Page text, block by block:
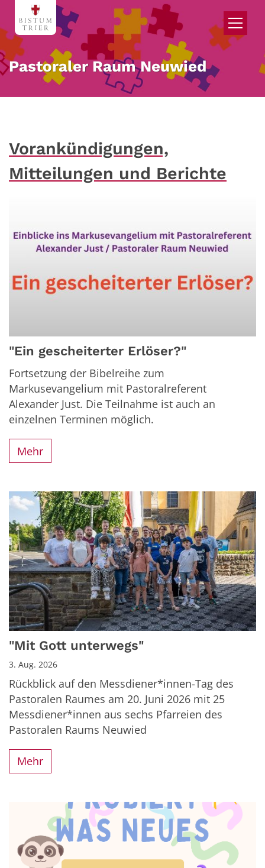
Zum Inhalt springen
Pastoraler Raum Neuwied
Vorankündigungen,
Mitteilungen und Berichte
"Ein gescheiterter Erlöser?"
Fortsetzung der Bibelreihe zum
Markusevangelium mit Pastoralreferent
Alexander Just. Die Teilnahme ist auch an
einzelnen Terminen möglich.
Mehr
"Mit Gott unterwegs"
3. Aug. 2026
Rückblick auf den Messdiener*innen-Tag des
Pastoralen Raumes am 20. Juni 2026 mit 25
Messdiener*innen aus sechs Pfarreien des
Pastoralen Raums Neuwied
Mehr